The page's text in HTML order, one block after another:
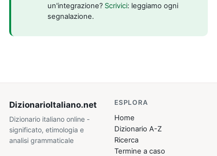
un'integrazione? Scrivici: leggiamo ogni
segnalazione.
DizionarioItaliano.net
Dizionario italiano online -
significato, etimologia e
analisi grammaticale
ESPLORA
Home
Dizionario A-Z
Ricerca
Termine a caso